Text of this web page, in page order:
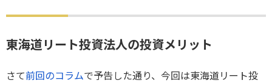
東海道リート投資法人の投資メリット
さて前回のコラムで予告した通り、今回は東海道リート投